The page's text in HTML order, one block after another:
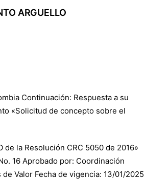
ARGUELLO
Continuación: Respuesta a su
«Solicitud de concepto sobre el
de la Resolución CRC 5050 de 2016»
16 Aprobado por: Coordinación
Valor Fecha de vigencia: 13/01/2025